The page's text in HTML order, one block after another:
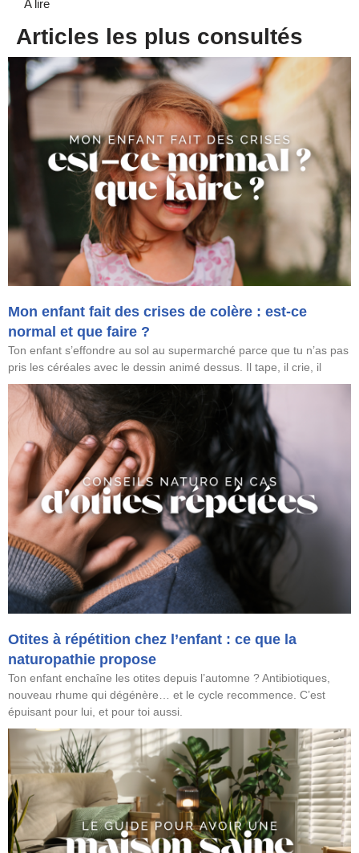
A lire
Articles les plus consultés
Mon enfant fait des crises de colère : est-ce
normal et que faire ?
Ton enfant s’effondre au sol au supermarché parce que tu n’as pas
pris les céréales avec le dessin animé dessus. Il tape, il crie, il
Otites à répétition chez l’enfant : ce que la
naturopathie propose
Ton enfant enchaîne les otites depuis l’automne ? Antibiotiques,
nouveau rhume qui dégénère… et le cycle recommence. C’est
épuisant pour lui, et pour toi aussi.